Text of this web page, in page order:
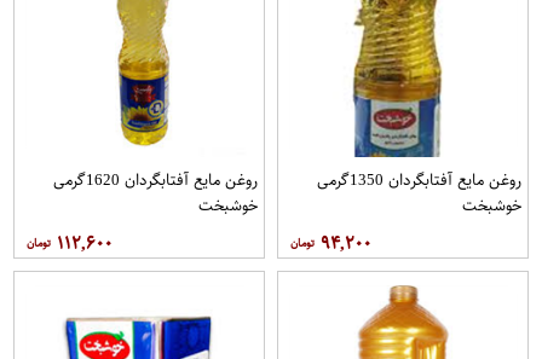
روغن مايع آفتابگردان 1350گرمی
خوشبخت
۹۴,۲۰۰
روغن مايع آفتابگردان 1620گرمی
خوشبخت
۱۱۲,۶۰۰